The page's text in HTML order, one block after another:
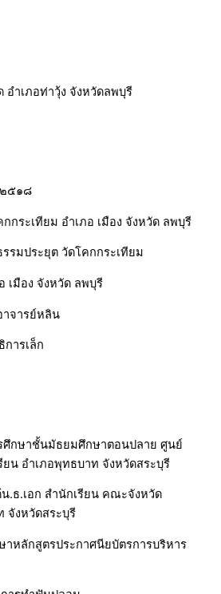
อำเภอท่าวุ้ง จังหวัดลพบุรี
๕๑๘
กระเทียม อำเภอ เมือง จังหวัด ลพบุรี
รมประยุต วัดโคกกระเทียม
เมือง จังหวัด ลพบุรี
าจารย์หลิน
ารเล็ก
ศึกษาชั้นมัธยมศึกษาตอนปลาย ศูนย์
ยน อำเภอพุทธบาท จังหวัดสระบุรี
.ธ.เอก สำนักเรียน คณะจังหวัด
จังหวัดสระบุรี
หลักสูตรประกาศนียบัตรการบริหาร